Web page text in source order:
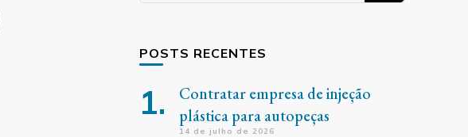
POSTS RECENTES
Contratar empresa de injeção
plástica para autopeças
14 de julho de 2026